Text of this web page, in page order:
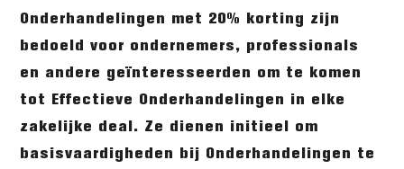
Onderhandelingen met 20% korting zijn
bedoeld voor ondernemers, professionals
en andere geïnteresseerden om te komen
tot Effectieve Onderhandelingen in elke
zakelijke deal. Ze dienen initieel om
basisvaardigheden bij Onderhandelingen te